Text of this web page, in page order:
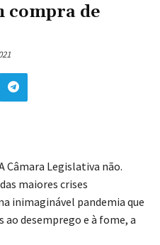
compra de
Câmara Legislativa não.
maiores crises
inimaginável pandemia que
ao desemprego e à fome, a